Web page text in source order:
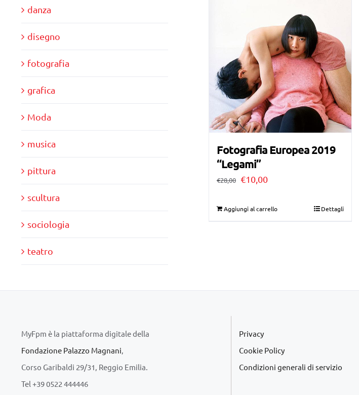
Fotografia Europea 2019
“Legami”
€28,00 Il
originale
€10,00Il
attuale
Aggiungi al carrello Dettagli
danza
disegno
fotografia
grafica
Moda
musica
pittura
scultura
sociologia
teatro
MyFpm è la piattaforma digitale della
Fondazione Palazzo Magnani
Corso Garibaldi 29/31, Reggio Emilia.
Tel +39 0522 444446
Privacy
Cookie Policy
Condizioni generali di servizio